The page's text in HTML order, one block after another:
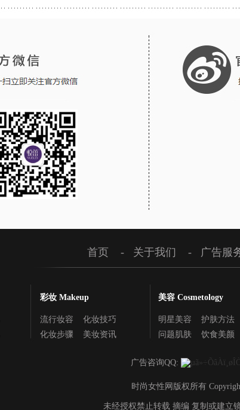
首页 - 关于我们 - 广告服
彩妆 Makeup
流行妆容
化妆技巧
化妆步骤
美妆资讯
美容 Cosmetology
明星美容
护肤方法
问题肌肤
饮食美颜
广告咨询QQ:
时尚女性网版权所有
未经授权禁止转载 摘编 复制或建立